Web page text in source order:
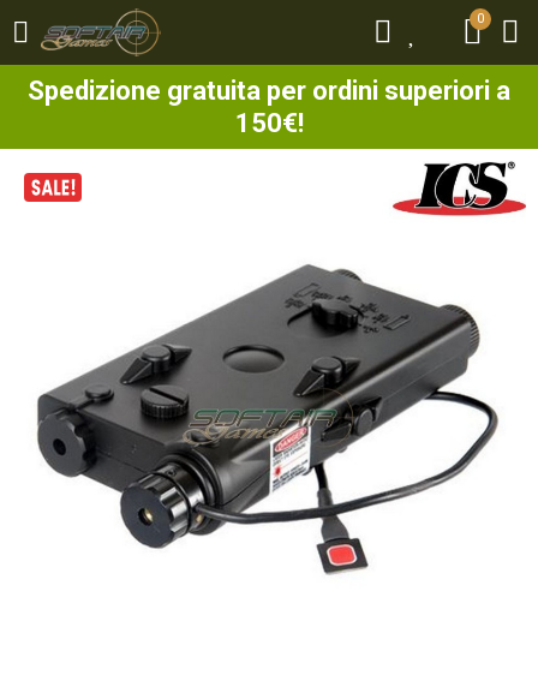
0
Spedizione gratuita per ordini superiori a
150€!
0